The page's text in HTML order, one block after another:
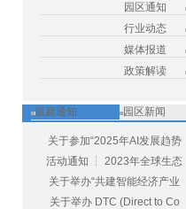
园区通知
行业动态
媒体报道
政策解读
最新通知 园区新闻
关于参加“2025年AI发展趋势
活动通知 ┆ 2023年全球生态
关于举办“共建智能经济产业
关于举办 DTC (Direct to Co